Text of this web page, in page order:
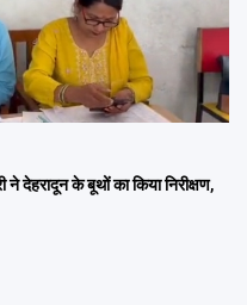
देहरादून के बूथों का किया निरीक्षण,